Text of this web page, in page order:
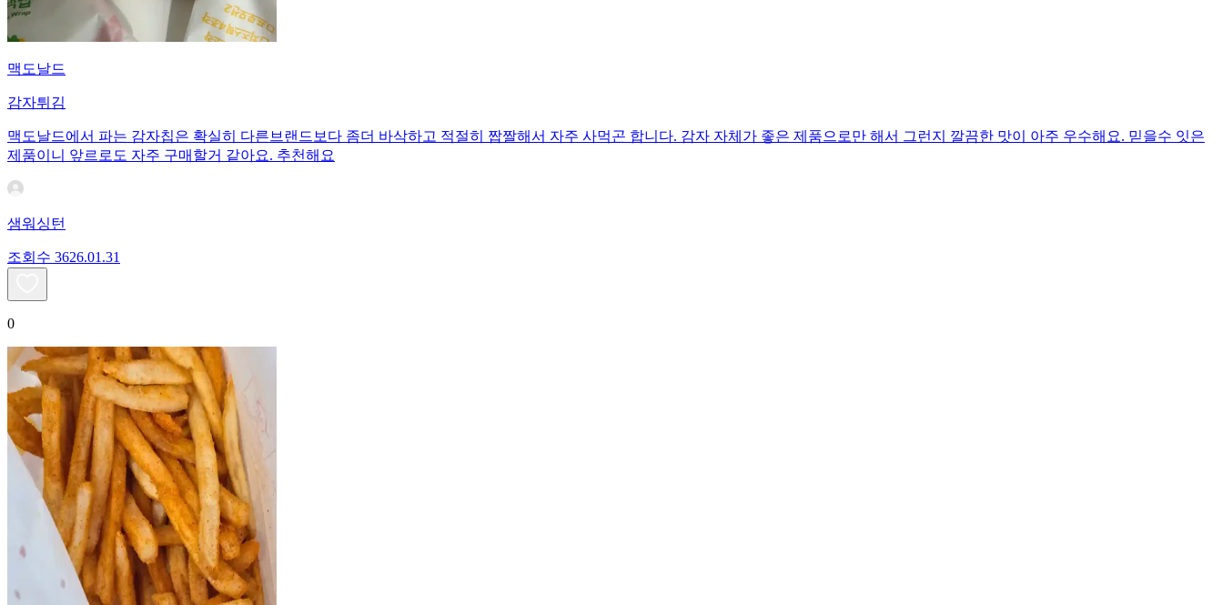
맥도날드
감자튀김
맥도날드에서 파는 감자칩은 확실히 다른브랜드보다 좀더 바삭하고 적절히 짭짤해서 자주 사먹곤 합니다. 감자 자체가 좋은 제품으로만 해서 그런지 깔끔한 맛이 아주 우수해요. 믿을수 잇은
제품이니 앞르로도 자주 구매할거 같아요. 추천해요
샘워싱턴
조회수 3626.01.31
0